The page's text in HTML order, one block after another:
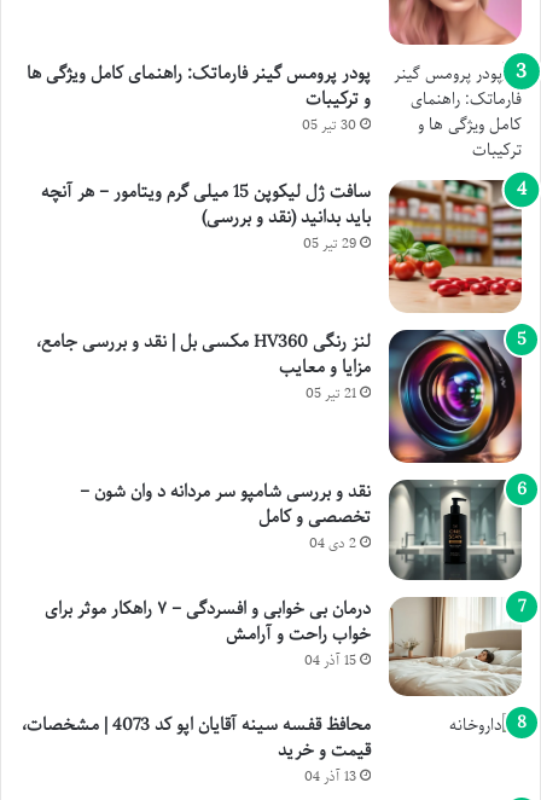
پودر پرومس گینر فارماتک: راهنمای کامل ویژگی ها
و ترکیبات
30 تیر 05
سافت ژل لیکوپن 15 میلی گرم ویتامور – هر آنچه
باید بدانید (نقد و بررسی)
29 تیر 05
لنز رنگی HV360 مکسی بل | نقد و بررسی جامع،
مزایا و معایب
21 تیر 05
نقد و بررسی شامپو سر مردانه د وان شون –
تخصصی و کامل
2 دی 04
درمان بی خوابی و افسردگی – ۷ راهکار موثر برای
خواب راحت و آرامش
15 آذر 04
محافظ قفسه سینه آقایان اپو کد 4073 | مشخصات،
قیمت و خرید
13 آذر 04